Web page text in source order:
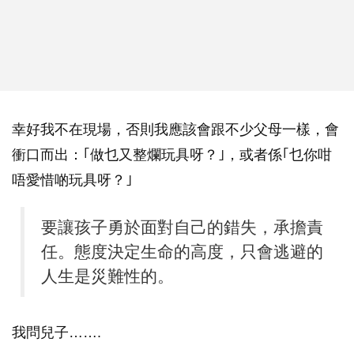
幸好我不在現場，否則我應該會跟不少父母一樣，會
衝口而出：｢做乜又整爛玩具呀？｣，或者係｢乜你咁
唔愛惜啲玩具呀？｣
要讓孩子勇於面對自己的錯失，承擔責
任。態度決定生命的高度，只會逃避的
人生是災難性的。
我問兒子…….